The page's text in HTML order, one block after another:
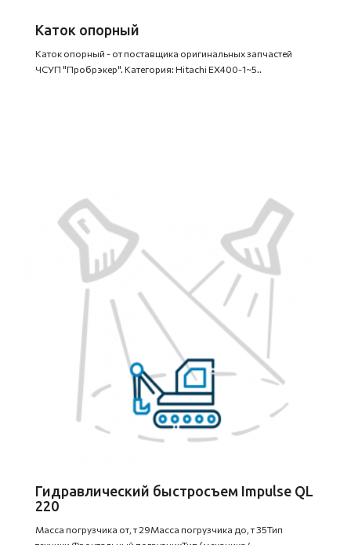
Каток опорный
Каток опорный - от поставщика оригинальных запчастей
ЧСУП "Пробрэкер". Категория: Hitachi EX400-1~5..
Гидравлический быстросъем Impulse QL
220
Масса погрузчика от, т 29Масса погрузчика до, т 35Тип